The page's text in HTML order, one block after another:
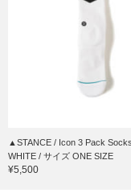
▲STANCE / Icon 3 Pack Socks
WHITE / サイズ ONE SIZE
¥5,500